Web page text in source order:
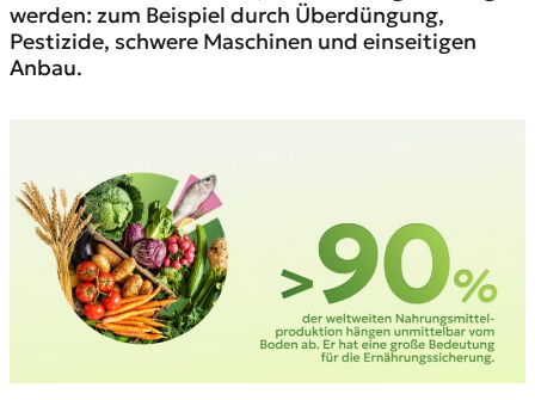
werden: zum Beispiel durch Überdüngung,
Pestizide, schwere Maschinen und einseitigen
Anbau.